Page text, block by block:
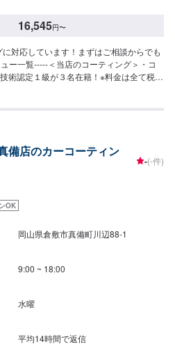
が洗車の代わりになる！水ジミなどの汚
テで3年耐久！（メンテありで5年耐久）
102,900円（LLサイズ）131,400円（XL
6時間〜1日）＞新車向けのコーティング
必要な場合もあります）。高密度ガラス
価格（車サイズ）113,500円（SSサイ
タッフまでお尋ねください。＜＜コーテ
度の場合）ザラついた鉄粉を取り除きま
円（SSサイズ）2,970円（Sサイズ）3,310
4,180円（LLサイズ）4,730円（XLサイ
キーパーコーティングの前処理・汚れ落
液取り（作業時間：15分〜）「松ヤニ」
（コーティングの前処理で取れることが
ら待ってくる石灰の粉。放っておくと白い
ングの前段階で取れることも多い）※症状
取り塗装にこびりつく花粉。（夏まで放
です）⚪︎施工価格（車サイズ）2,750円
イズ）＜＜サイドメニュー＞＞◉樹脂フ
）2,200円◉ホイールコーティング分厚い
16,545円〜
対応しています！まずはご相談からでも
ー一覧-----＜当店のコーティング＞・コ
術認定１級が３名在籍！※料金は全て税込
LL：29,800円XL：34,500円※軽研磨は別
LL：40,300円XL：45,000円※軽研磨は別
施工時間：6〜8時間、耐久：3年(1年に1
力があり、新車時を凌駕するツヤと濃厚
磨は別途料金(軽研磨は施工料金に含みま
工時間：6〜8時間、耐久：3年(2年に1
ドキーパーの2倍の艶と自浄性能を併せ
お得。コスパ重視の方にお勧めしたい、
SS：63,300円S：68,800円M：74,400円
円※鏡面研磨は別途料金(軽研磨は施
ドキーパー】（施工時間：6〜12時間、耐
被膜を作ります。SS：75,800円S：
くは1年に1度のメンテナンスで5年)）超
備店のカーコーティン
-(-件)
OK
岡山県倉敷市真備町川辺88-1
9:00 ~ 18:00
水曜
平均14時間で返信